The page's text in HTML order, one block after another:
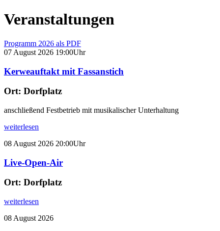
Veranstaltungen
Programm 2026 als PDF
07 August 2026 19:00Uhr
Kerweauftakt mit Fassanstich
Ort: Dorfplatz
anschließend Festbetrieb mit musikalischer Unterhaltung
weiterlesen
08 August 2026 20:00Uhr
Live-Open-Air
Ort: Dorfplatz
weiterlesen
08 August 2026